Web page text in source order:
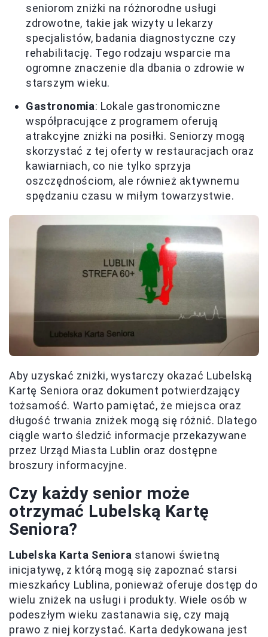
seniorom zniżki na różnorodne usługi
zdrowotne, takie jak wizyty u lekarzy
specjalistów, badania diagnostyczne czy
rehabilitację. Tego rodzaju wsparcie ma
ogromne znaczenie dla dbania o zdrowie w
starszym wieku.
Gastronomia: Lokale gastronomiczne
współpracujące z programem oferują
atrakcyjne zniżki na posiłki. Seniorzy mogą
skorzystać z tej oferty w restauracjach oraz
kawiarniach, co nie tylko sprzyja
oszczędnościom, ale również aktywnemu
spędzaniu czasu w miłym towarzystwie.
Aby uzyskać zniżki, wystarczy okazać Lubelską
Kartę Seniora oraz dokument potwierdzający
tożsamość. Warto pamiętać, że miejsca oraz
długość trwania zniżek mogą się różnić. Dlatego
ciągle warto śledzić informacje przekazywane
przez Urząd Miasta Lublin oraz dostępne
broszury informacyjne.
Czy każdy senior może
otrzymać Lubelską Kartę
Seniora?
Lubelska Karta Seniora stanowi świetną
inicjatywę, z którą mogą się zapoznać starsi
mieszkańcy Lublina, ponieważ oferuje dostęp do
wielu zniżek na usługi i produkty. Wiele osób w
podeszłym wieku zastanawia się, czy mają
prawo z niej korzystać. Karta dedykowana jest